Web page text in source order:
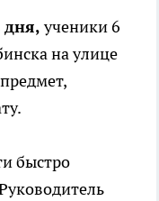
дня,ученики 6
на улице
быстро